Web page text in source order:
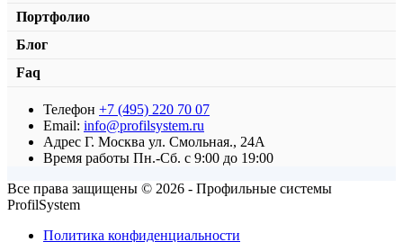
Портфолио
Блог
Faq
Телефон +7 (495) 220 70 07
Email: info@profilsystem.ru
Адрес Г. Москва ул. Смольная., 24А
Время работы Пн.-Сб. с 9:00 до 19:00
Все права защищены © 2026 - Профильные системы
ProfilSystem
Политика конфиденциальности